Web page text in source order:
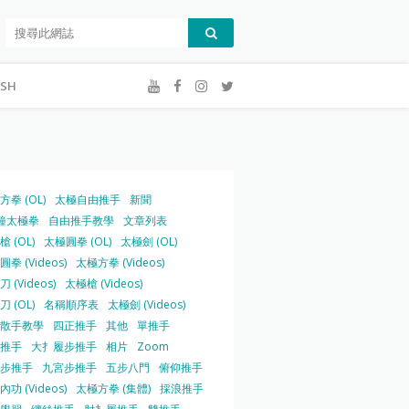
拳 (OL) 太極自由推手 新聞
太極拳
自由推手教學 文章列表
(OL) 太極圓拳 (OL) 太極劍 (OL)
拳 (Videos) 太極方拳 (Videos)
(Videos) 太極槍 (Videos)
(OL) 名稱順序表 太極劍 (Videos)
手教學
四正推手 其他 單推手
手 大扌履步推手 相片
Zoom
推手
九宮步推手 五步八門
俯仰推手
功 (Videos) 太極方拳 (集體) 採浪推手